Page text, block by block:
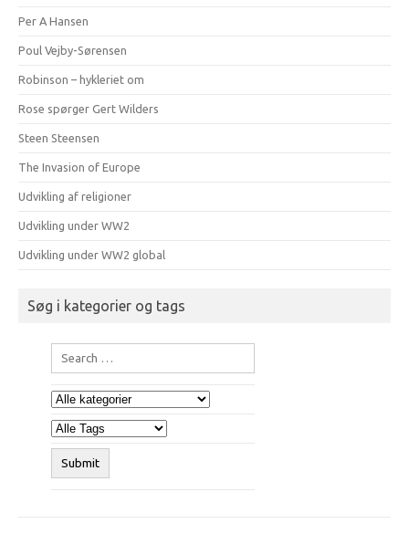
Per A Hansen
Poul Vejby-Sørensen
Robinson – hykleriet om
Rose spørger Gert Wilders
Steen Steensen
The Invasion of Europe
Udvikling af religioner
Udvikling under WW2
Udvikling under WW2 global
Søg i kategorier og tags